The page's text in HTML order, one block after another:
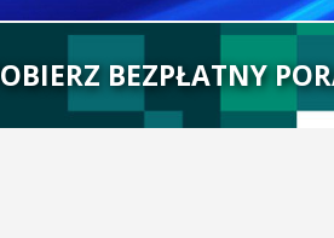
BEZPŁATNY